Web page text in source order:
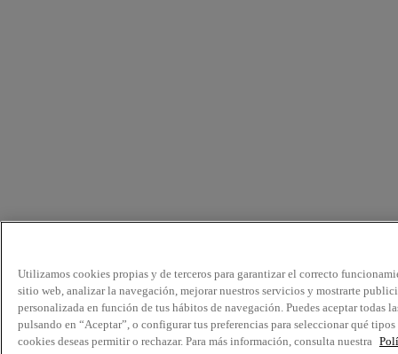
Utilizamos cookies propias y de terceros para garantizar el correcto
sitio web, analizar la navegación, mejorar nuestros servicios y mostrarte
personalizada en función de tus hábitos de navegación. Puedes aceptar todas
pulsando en “Aceptar”, o configurar tus preferencias para seleccionar qué tipos
cookies deseas permitir o rechazar. Para más información, consulta nuestra